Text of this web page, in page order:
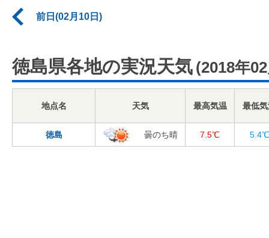
前日(02月10日)
徳島県各地の実況天気 (2018年
地点名 天気 最高気温 最低
徳島 曇のち晴 7.5℃ 5.4℃